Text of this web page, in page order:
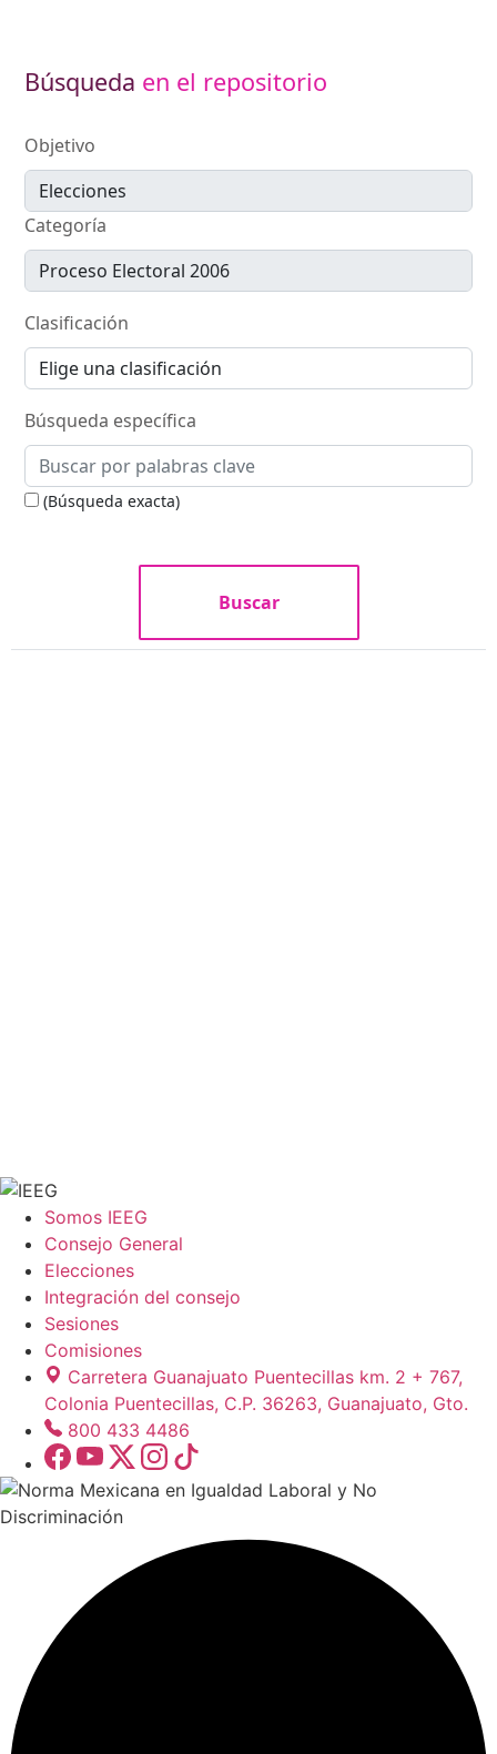
Somos IEEG
Consejo General
Elecciones
Integración del consejo
Sesiones
Comisiones
Carretera Guanajuato Puentecillas km. 2 + 767,
Colonia Puentecillas, C.P. 36263, Guanajuato, Gto.
800 433 4486